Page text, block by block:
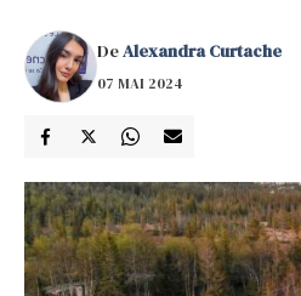
DeAlexandra Curtache
07 MAI 2024